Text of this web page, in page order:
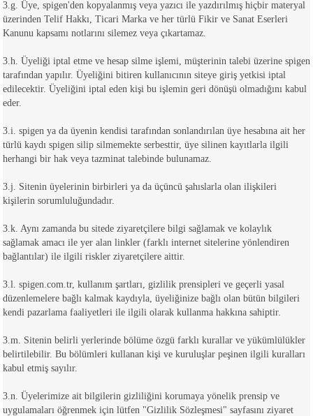
3.g. Üye, spigen'den kopyalanmış veya yazıcı ile yazdırılmış hiçbir materyal
üzerinden Telif Hakkı, Ticari Marka ve her türlü Fikir ve Sanat Eserleri
Kanunu kapsamı notlarını silemez veya çıkartamaz.
3.h. Üyeliği iptal etme ve hesap silme işlemi, müşterinin talebi üzerine spigen
tarafından yapılır. Üyeliğini bitiren kullanıcının siteye giriş yetkisi iptal
edilecektir. Üyeliğini iptal eden kişi bu işlemin geri dönüşü olmadığını kabul
eder.
3.i. spigen ya da üyenin kendisi tarafından sonlandırılan üye hesabına ait her
türlü kaydı spigen silip silmemekte serbesttir, üye silinen kayıtlarla ilgili
herhangi bir hak veya tazminat talebinde bulunamaz.
3.j. Sitenin üyelerinin birbirleri ya da üçüncü şahıslarla olan ilişkileri
kişilerin sorumluluğundadır.
3.k. Aynı zamanda bu sitede ziyaretçilere bilgi sağlamak ve kolaylık
sağlamak amacı ile yer alan linkler (farklı internet sitelerine yönlendiren
bağlantılar) ile ilgili riskler ziyaretçilere aittir.
3.l. spigen.com.tr, kullanım şartları, gizlilik prensipleri ve geçerli yasal
düzenlemelere bağlı kalmak kaydıyla, üyeliğinize bağlı olan bütün bilgileri
kendi pazarlama faaliyetleri ile ilgili olarak kullanma hakkına sahiptir.
3.m. Sitenin belirli yerlerinde bölüme özgü farklı kurallar ve yükümlülükler
belirtilebilir. Bu bölümleri kullanan kişi ve kuruluşlar peşinen ilgili kuralları
kabul etmiş sayılır.
3.n. Üyelerimize ait bilgilerin gizliliğini korumaya yönelik prensip ve
uygulamaları öğrenmek için lütfen "Gizlilik Sözleşmesi" sayfasını ziyaret